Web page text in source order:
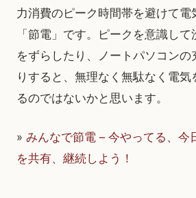
力消費のピーク時間帯を避けて電
「節電」です。ピークを意識し
をずらしたり、ノートパソコンの
りすると、無理なく無駄なく電気
るのではないかと思います。
» みんなで節電 – 今やってる、今
を共有、継続しよう！